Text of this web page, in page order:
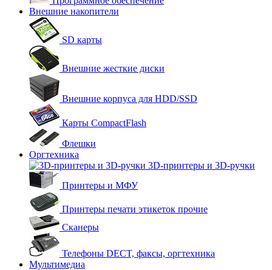
Внешние накопители
SD карты
Внешние жесткие диски
Внешние корпуса для HDD/SSD
Карты CompactFlash
Флешки
Оргтехника
3D-принтеры и 3D-ручки
Принтеры и МФУ
Принтеры печати этикеток прочие
Сканеры
Телефоны DECT, факсы, оргтехника
Мультимедиа